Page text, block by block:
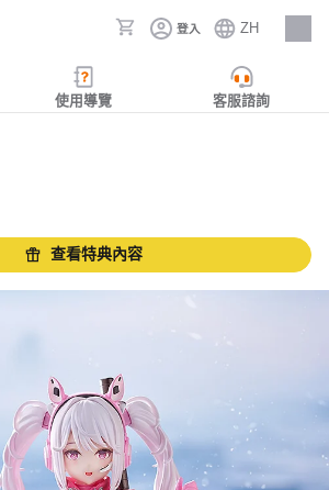
登入 ZH
人才招募
使用導覽 客服諮詢
查看特典內容